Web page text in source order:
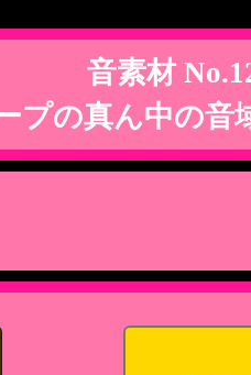
音素材
プの真ん中の音